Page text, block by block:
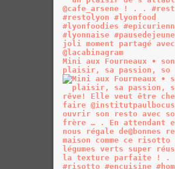
Mini aux Fourneaux • son
plaisir, sa passion, so